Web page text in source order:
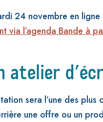
24 novembre en
via l’agenda Bande à
atelier
sera l’une des
une offre ou un